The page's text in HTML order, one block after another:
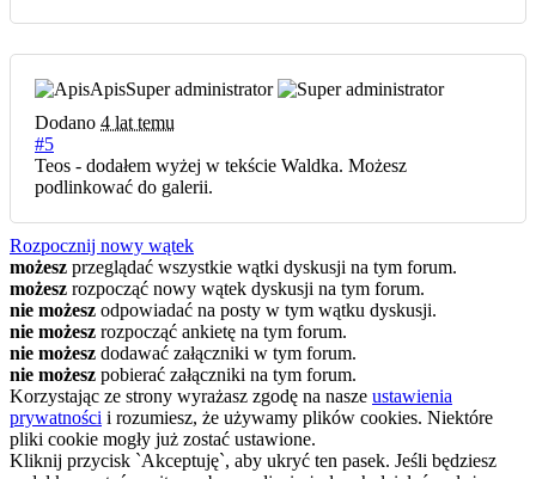
ApisSuper administrator
Dodano 4 lat temu
#5
Teos - dodałem wyżej w tekście Waldka. Możesz
podlinkować do galerii.
Rozpocznij nowy wątek
możesz przeglądać wszystkie wątki dyskusji na tym forum.
możesz rozpocząć nowy wątek dyskusji na tym forum.
nie możesz odpowiadać na posty w tym wątku dyskusji.
nie możesz rozpocząć ankietę na tym forum.
nie możesz dodawać załączniki w tym forum.
nie możesz pobierać załączniki na tym forum.
Korzystając ze strony wyrażasz zgodę na nasze ustawienia
prywatności i rozumiesz, że używamy plików cookies. Niektóre
pliki cookie mogły już zostać ustawione.
Kliknij przycisk `Akceptuję`, aby ukryć ten pasek. Jeśli będziesz